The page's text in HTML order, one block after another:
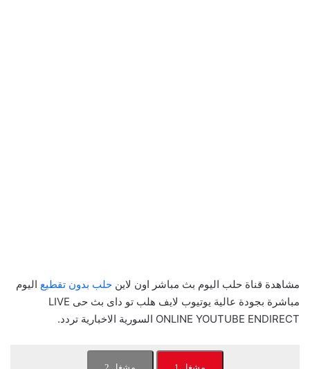
مشاهدة قناة حلب اليوم بث مباشر اون لاين حلب بدون تقطيع اليوم
مباشرة بجودة عالية يوتيوب لايف هلب تو داى بث حى LIVE
ONLINE YOUTUBE ENDIRECT السورية الاخبارية تردد.